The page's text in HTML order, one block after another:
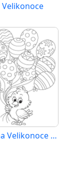
Velikonoce
Zdarma Velikonoce Vymalovatelné